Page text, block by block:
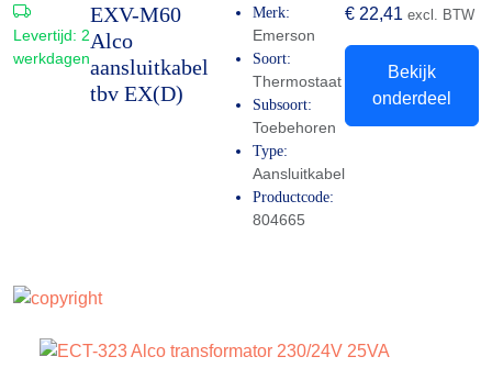
Levertijd: 2
werkdagen
EXV-M60
Alco
aansluitkabel
tbv EX(D)
Merk:
Emerson
Soort:
Thermostaat
Subsoort:
Toebehoren
Type:
Aansluitkabel
Productcode:
804665
€ 22,41 excl. BTW
Bekijk
onderdeel